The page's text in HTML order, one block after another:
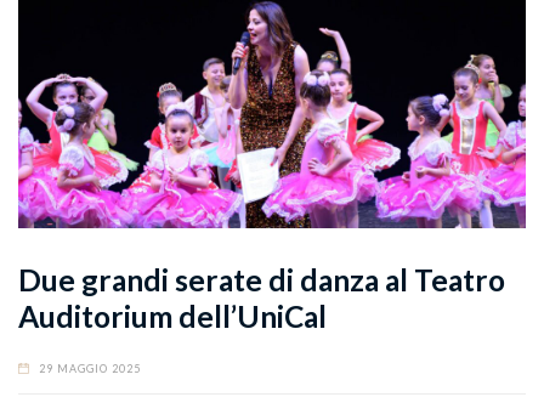
Due grandi serate di danza al Teatro
Auditorium dell’UniCal
29 MAGGIO 2025